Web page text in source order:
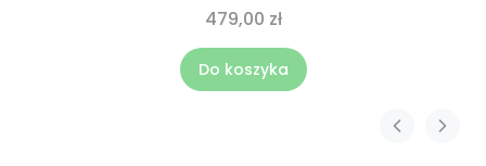
479,00 zł
Do koszyka